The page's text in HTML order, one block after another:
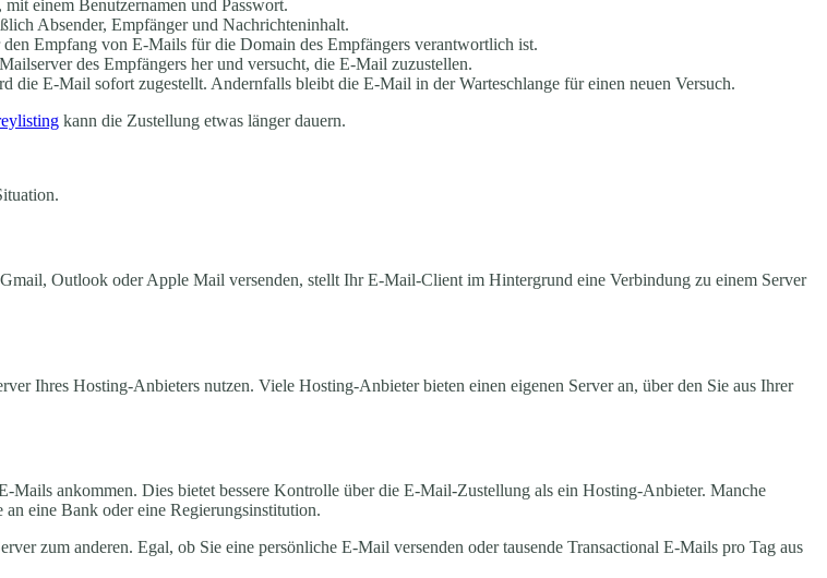
einem Benutzernamen und Passwort.
Absender, Empfänger und Nachrichteninhalt.
Empfang von E-Mails für die Domain des Empfängers verantwortlich ist.
des Empfängers her und versucht, die E-Mail zuzustellen.
die E-Mail sofort zugestellt. Andernfalls bleibt die E-Mail in der Warteschlange für einen neuen Versuch.
kann die Zustellung etwas länger dauern.
Outlook oder Apple Mail versenden, stellt Ihr E-Mail-Client im Hintergrund eine Verbindung zu einem Server
Ihres Hosting-Anbieters nutzen. Viele Hosting-Anbieter bieten einen eigenen Server an, über den Sie aus Ihrer
ankommen. Dies bietet bessere Kontrolle über die E-Mail-Zustellung als ein Hosting-Anbieter. Manche
eine Bank oder eine Regierungsinstitution.
zum anderen. Egal, ob Sie eine persönliche E-Mail versenden oder tausende Transactional E-Mails pro Tag aus